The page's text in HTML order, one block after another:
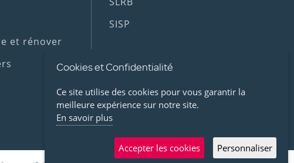
et rénover
(2nd
SISP
Footer
shortcuts
TROUVEZ VOTRE CONTACT
ARTEMIS
Cookies et Confidentialité
Ce site utilise des cookies pour vous garantir la
meilleure expérience sur notre site.
En savoir plus
Accepter les cookies Personnaliser